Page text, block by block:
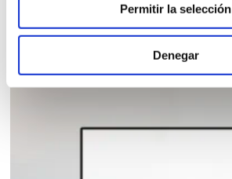
Permitir la selección
Denegar
VER PRODUCTO